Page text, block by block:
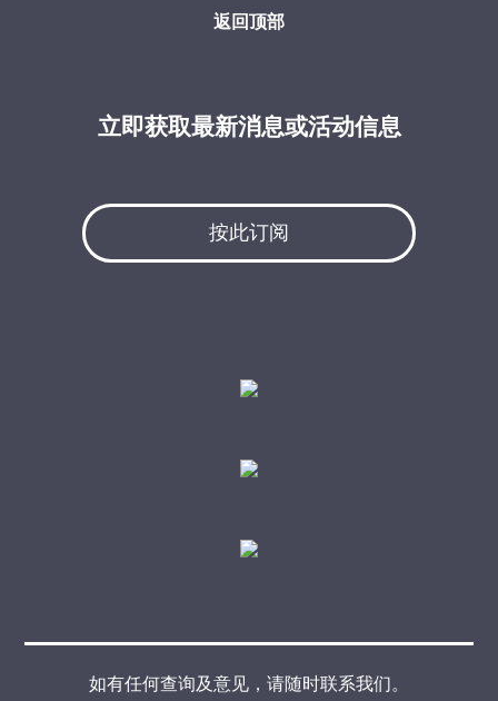
返回顶部
立即获取最新消息或活动信息
按此订阅
如有任何查询及意见，请随时联系我们。